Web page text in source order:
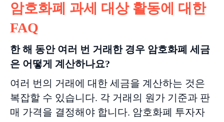
암호화폐 과세 대상 활동에 대한
FAQ
한 해 동안 여러 번 거래한 경우 암호화폐 세금
은 어떻게 계산하나요?
여러 번의 거래에 대한 세금을 계산하는 것은
복잡할 수 있습니다. 각 거래의 원가 기준과 판
매 가격을 결정해야 합니다. 암호화폐 투자자